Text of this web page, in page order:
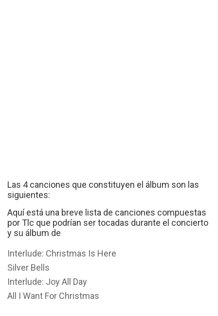
Las 4 canciones que constituyen el álbum son las
siguientes:
Aquí está una breve lista de canciones compuestas
por Tlc que podrían ser tocadas durante el concierto
y su álbum de
Interlude: Christmas Is Here
Silver Bells
Interlude: Joy All Day
All I Want For Christmas